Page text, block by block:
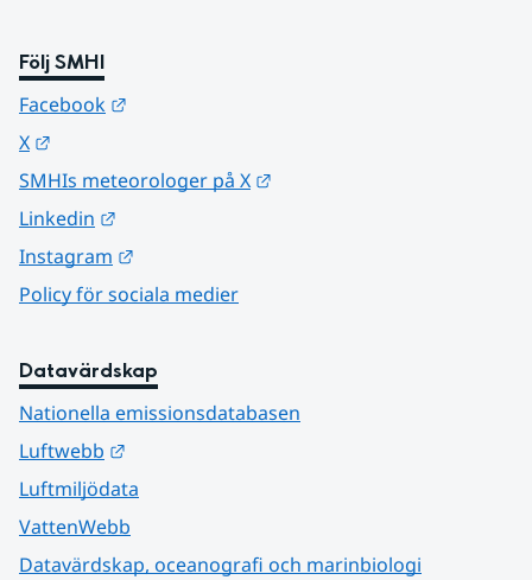
Följ SMHI
Facebook
X
SMHIs meteorologer på X
Linkedin
Instagram
Policy för sociala medier
Datavärdskap
Nationella emissionsdatabasen
Luftwebb
Luftmiljödata
VattenWebb
Datavärdskap, oceanografi och marinbiologi